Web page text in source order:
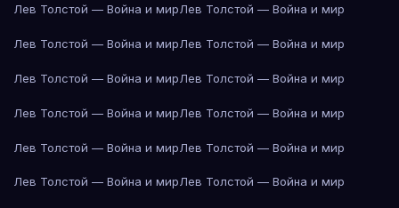
Лев Толстой — Война и мирЛев Толстой — Война и мир
Лев Толстой — Война и мирЛев Толстой — Война и мир
Лев Толстой — Война и мирЛев Толстой — Война и мир
Лев Толстой — Война и мирЛев Толстой — Война и мир
Лев Толстой — Война и мирЛев Толстой — Война и мир
Лев Толстой — Война и мирЛев Толстой — Война и мир